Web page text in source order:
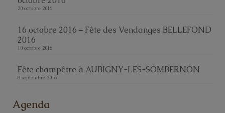
20 octobre 2016
16 octobre 2016 – Fête des Vendanges BELLEFOND
2016
10 octobre 2016
Fête champêtre à AUBIGNY-LES-SOMBERNON
8 septembre 2016
Agenda